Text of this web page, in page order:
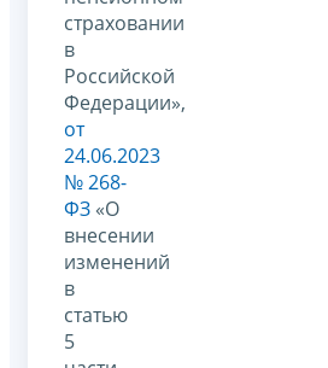
страховании
в
Российской
Федерации»,
от
24.06.2023
№ 268-
ФЗ «О
внесении
изменений
в
статью
5